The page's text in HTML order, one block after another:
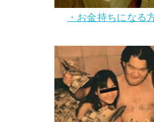
・お金持ちになる